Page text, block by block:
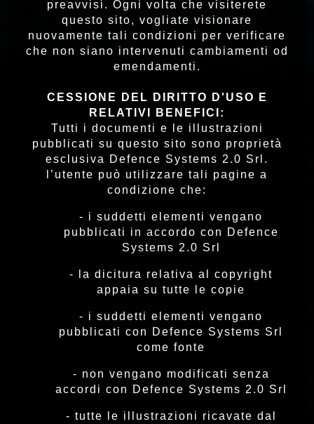
preavvisi. Ogni volta che visiterete
questo sito, vogliate visionare
nuovamente tali condizioni per verificare
che non siano intervenuti cambiamenti od
emendamenti.
CESSIONE DEL DIRITTO D'USO E
RELATIVI BENEFICI:
Tutti i documenti e le illustrazioni
pubblicati su questo sito sono proprietà
esclusiva Defence Systems 2.0 Srl.
l’utente può utilizzare tali pagine a
condizione che:
- i suddetti elementi vengano
pubblicati in accordo con Defence
Systems 2.0 Srl
- la dicitura relativa al copyright
appaia su tutte le copie
- i suddetti elementi vengano
pubblicati con Defence Systems Srl
come fonte
- non vengano modificati senza
accordi con Defence Systems 2.0 Srl
- tutte le illustrazioni ricavate dal